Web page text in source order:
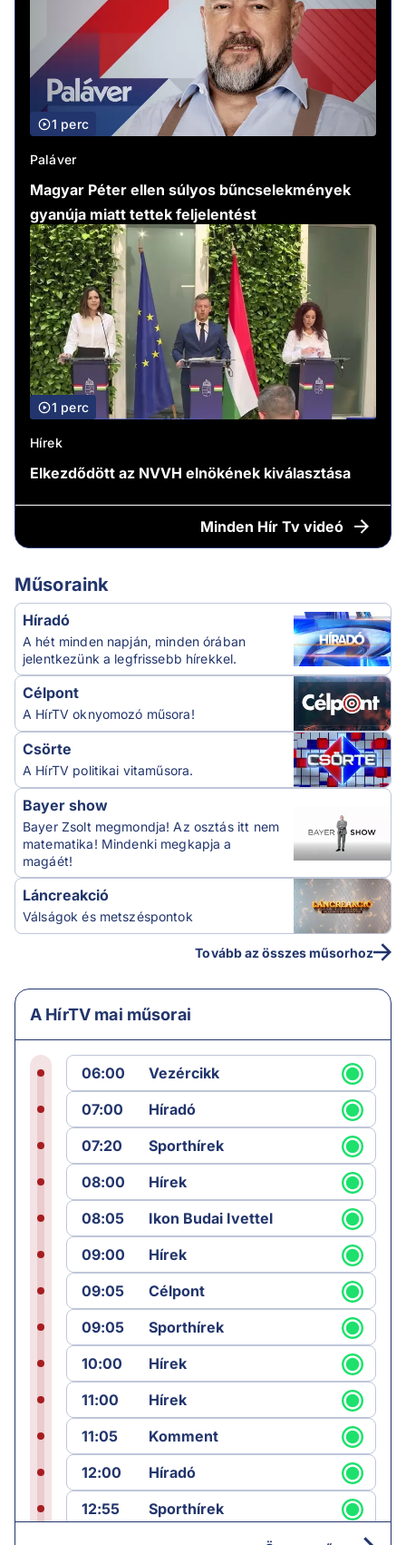
1 perc
Paláver
Magyar Péter ellen súlyos bűncselekmények
gyanúja miatt tettek feljelentést
1 perc
Hírek
Elkezdődött az NVVH elnökének kiválasztása
Minden Hír Tv videó
Műsoraink
Híradó
A hét minden napján, minden órában
jelentkezünk a legfrissebb hírekkel.
Célpont
A HírTV oknyomozó műsora!
Csörte
A HírTV politikai vitaműsora.
Bayer show
Bayer Zsolt megmondja! Az osztás itt nem
matematika! Mindenki megkapja a
magáét!
Láncreakció
Válságok és metszéspontok
Tovább az összes műsorhoz
A HírTV mai műsorai
06:00
Vezércikk
07:00
Híradó
07:20
Sporthírek
08:00
Hírek
08:05
Ikon Budai Ivettel
09:00
Hírek
09:05
Célpont
09:05
Sporthírek
10:00
Hírek
11:00
Hírek
11:05
Komment
12:00
Híradó
12:55
Sporthírek